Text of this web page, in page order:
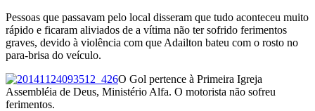
Pessoas que passavam pelo local disseram que tudo aconteceu muito
rápido e ficaram aliviados de a vítima não ter sofrido ferimentos
graves, devido à violência com que Adailton bateu com o rosto no
para-brisa do veículo.
O Gol pertence à Primeira Igreja
Assembléia de Deus, Ministério Alfa. O motorista não sofreu
ferimentos.